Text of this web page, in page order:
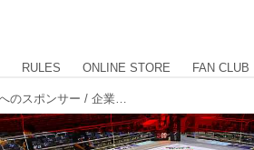
RULES ONLINE STORE FAN CLUB